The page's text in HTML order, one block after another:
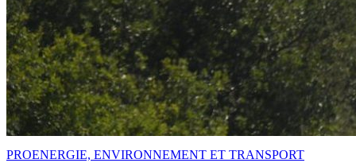
PROENERGIE, ENVIRONNEMENT ET TRANSPORT